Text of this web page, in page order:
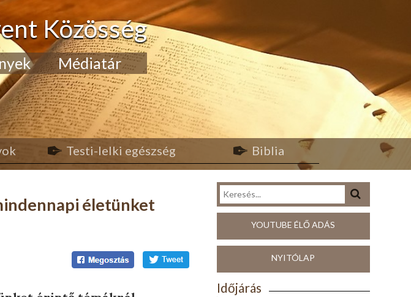
Közösség
Médiatár
Testi-lelki egészség Biblia
életünket
YOUTUBE ÉLŐ ADÁS
NYITÓLAP
Időjárás